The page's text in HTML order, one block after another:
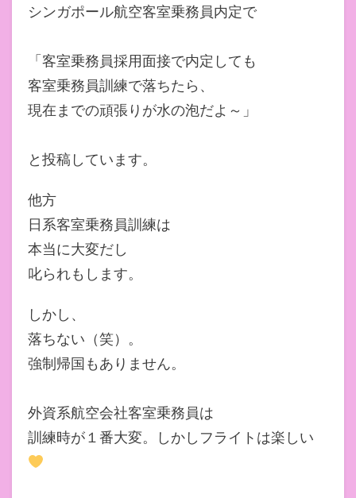
シンガポール航空客室乗務員内定で
「客室乗務員採用面接で内定しても
客室乗務員訓練で落ちたら、
現在までの頑張りが水の泡だよ～」
と投稿しています。
他方
日系客室乗務員訓練は
本当に大変だし
叱られもします。
しかし、
落ちない（笑）。
強制帰国もありません。
外資系航空会社客室乗務員は
訓練時が１番大変。しかしフライトは楽しい